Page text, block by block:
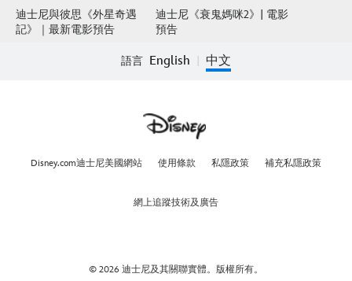
預告
迪士尼與彼思《外星奇遇
記》｜最新電影預告
迪士尼《衰鬼媽咪2》| 電影
預告
語言 English 中文
Disney.com迪士尼美國網站 使用條款 私隱政策 補充私隱政策
網上追蹤技術及廣告
© 2026 迪士尼及其關聯實體。版權所有。